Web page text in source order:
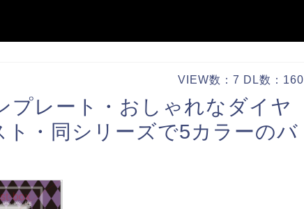
VIEW数：7 DL数：160
プレート・おしゃれなダイヤ
ト・同シリーズで5カラーのバ